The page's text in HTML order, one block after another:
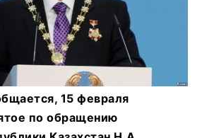
15 февраля
по обращению